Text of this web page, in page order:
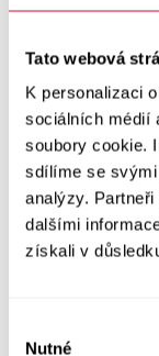
Tato webová
K personalizaci
sociálních médií
soubory cookie.
sdílíme se
analýzy.
dalšími
získali v
Nutné